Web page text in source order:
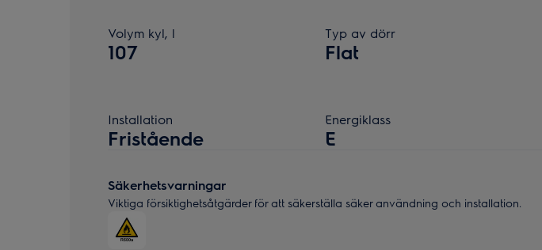
Volym kyl, l
107
Typ av dörr
Flat
Installation
Fristående
Energiklass
E
Säkerhetsvarningar
Viktiga försiktighetsåtgärder för att säkerställa säker användning och installation.